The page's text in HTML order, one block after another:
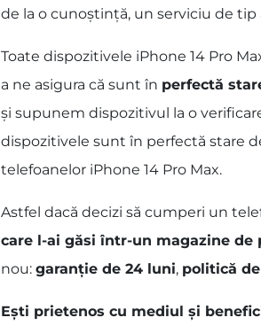
de la o cunoștință, un serviciu de
Toate dispozitivele iPhone 14 Pro
a ne asigura că sunt în perfectă
și supunem dispozitivul la o
dispozitivele sunt în perfectă stare
telefoanelor iPhone 14 Pro Max.
Astfel dacă decizi să cumperi un
care l-ai găsi într-un magazine de
nou: garanție de 24 luni, politică
Ești prietenos cu mediul și